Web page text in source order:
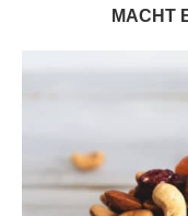
MACHT